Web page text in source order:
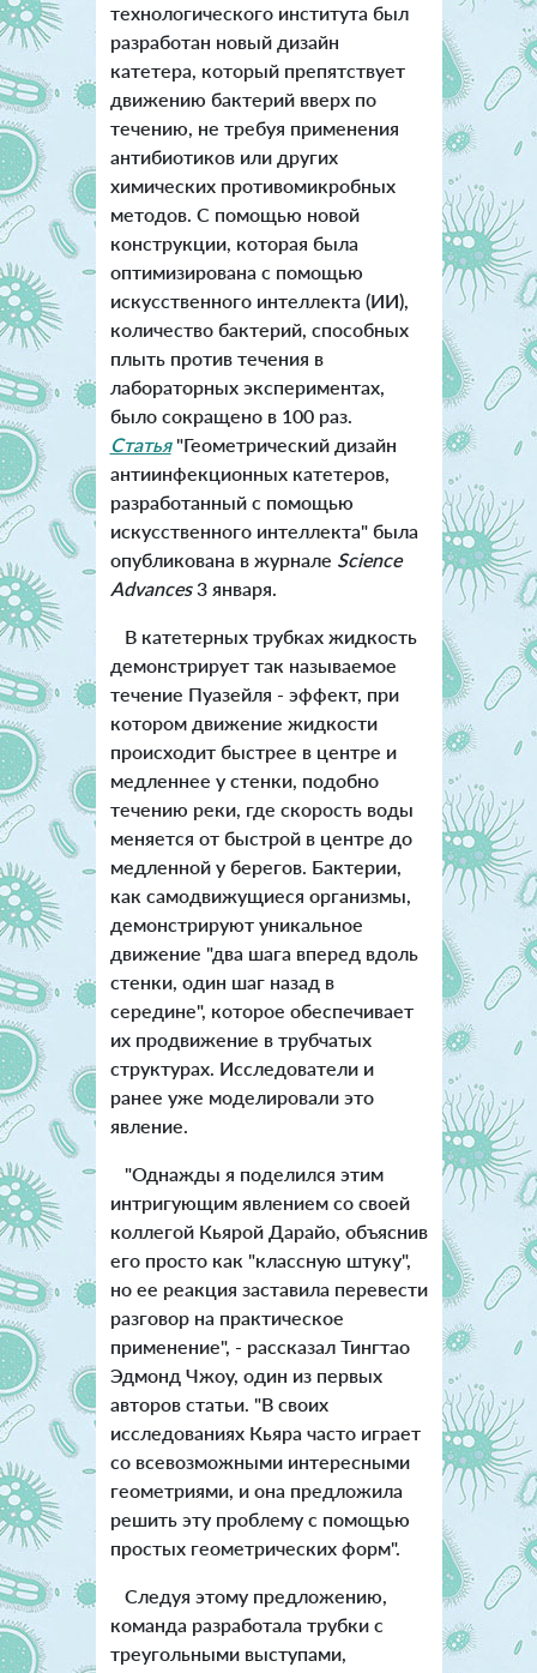
технологического института был
разработан новый дизайн
катетера, который препятствует
движению бактерий вверх по
течению, не требуя применения
антибиотиков или других
химических противомикробных
методов. С помощью новой
конструкции, которая была
оптимизирована с помощью
искусственного интеллекта (ИИ),
количество бактерий, способных
плыть против течения в
лабораторных экспериментах,
было сокращено в 100 раз.
Статья"Геометрический дизайн
антиинфекционных катетеров,
разработанный с помощью
искусственного интеллекта" была
опубликована в журнале Science
Advances3 января.
В катетерных трубках жидкость
демонстрирует так называемое
течение Пуазейля - эффект, при
котором движение жидкости
происходит быстрее в центре и
медленнее у стенки, подобно
течению реки, где скорость воды
меняется от быстрой в центре до
медленной у берегов. Бактерии,
как самодвижущиеся организмы,
демонстрируют уникальное
движение "два шага вперед вдоль
стенки, один шаг назад в
середине", которое обеспечивает
их продвижение в трубчатых
структурах. Исследователи и
ранее уже моделировали это
явление.
"Однажды я поделился этим
интригующим явлением со своей
коллегой Кьярой Дарайо, объяснив
его просто как "классную штуку",
но ее реакция заставила перевести
разговор на практическое
применение", - рассказал Тингтао
Эдмонд Чжоу, один из первых
авторов статьи. "В своих
исследованиях Кьяра часто играет
со всевозможными интересными
геометриями, и она предложила
решить эту проблему с помощью
простых геометрических форм".
Следуя этому предложению,
команда разработала трубки с
треугольными выступами,